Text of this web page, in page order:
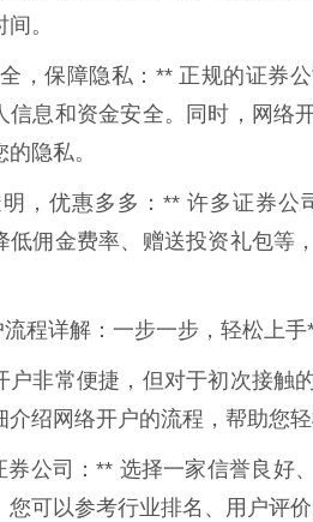
。
，保障隐私：** 正规的证券
信息和资金安全。同时，网络
隐私。
，优惠多多：** 许多证券
低佣金费率、赠送投资礼包等
程详解：一步一步，轻松上手
户非常便捷，但对于初次接触
介绍网络开户的流程，帮助您轻
券公司：** 选择一家信誉良好
您可以参考行业排名、用户评